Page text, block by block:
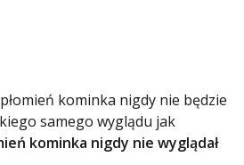
kominka nigdy nie będzie
samego wyglądu jak
kominka nigdy nie wyglądał